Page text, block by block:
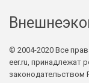
© 2004-2020 Все
eer.ru, принадлежат
законодательством